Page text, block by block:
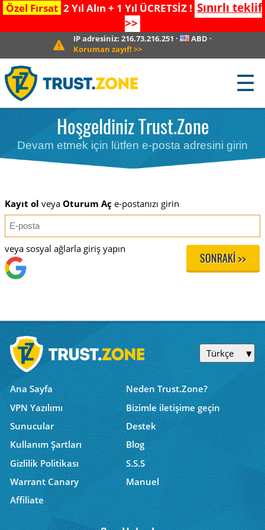
Özel Fırsat 2 Yıl Alın + 1 Yıl ÜCRETSİZ ! Sınırlı teklif
>>
IP adresiniz:216.73.216.251 · ABD ·
Koruman zayıf! >>
☰
Hoşgeldiniz Trust.Zone
Devam etmek için lütfen e-posta adresini girin
Kayıt ol veya Oturum Aç e-postanızı girin
SONRAKI >>
veya sosyal ağlarla giriş yapın
Türkçe
Ana Sayfa
Neden Trust.Zone?
VPN Yazılımı
Bizimle iletişime geçin
Sunucular
Destek
Kullanım Şartları
Blog
Gizlilik Politikası
S.S.S
Warrant Canary
Manuel
Affiliate